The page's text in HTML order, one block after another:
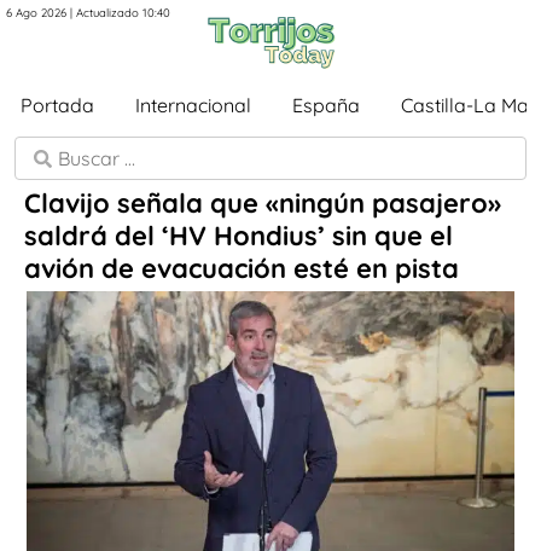
6 Ago 2026 | Actualizado 10:40
Portada Internacional España Castilla-La
Clavijo señala que «ningún pasajero»
saldrá del ‘HV Hondius’ sin que el
avión de evacuación esté en pista